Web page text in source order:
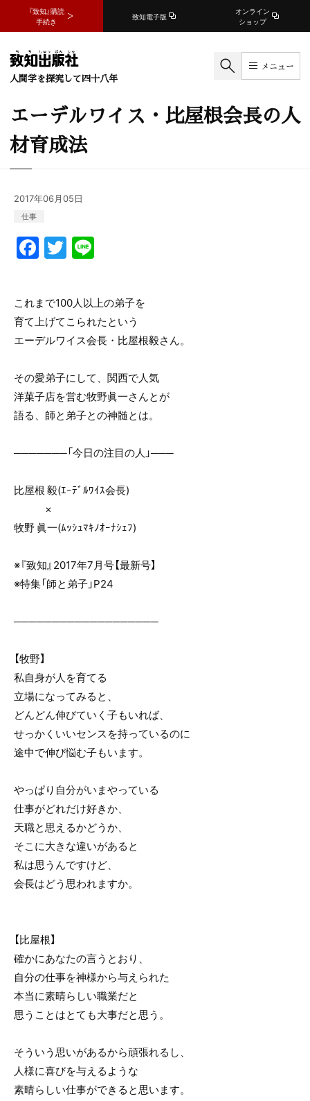
『致知』購読
手続き
致知電子版
オンライン
ショップ
人間学を探究して四十八年
メニュー
エーデルワイス・比屋根会長の人
材育成法
2017年06月05日
仕事
F
a
c
e
b
o
k
T
w
itt
er
e
これまで100人以上の弟子を
育て上げてこられたという
エーデルワイス会長・比屋根毅さん。
その愛弟子にして、関西で人気
洋菓子店を営む牧野眞一さんとが
語る、師と弟子との神髄とは。
───────「今日の注目の人」───
比屋根 毅(ｴｰﾃﾞﾙﾜｲｽ会長)
×
牧野 眞一(ﾑｯｼｭﾏｷﾉｵｰﾅｼｪﾌ)
※『致知』2017年7月号【最新号】
※特集「師と弟子」P24
───────────────────
【牧野】
私自身が人を育てる
立場になってみると、
どんどん伸びていく子もいれば、
せっかくいいセンスを持っているのに
途中で伸び悩む子もいます。
やっぱり自分がいまやっている
仕事がどれだけ好きか、
天職と思えるかどうか、
そこに大きな違いがあると
私は思うんですけど、
会長はどう思われますか。
【比屋根】
確かにあなたの言うとおり、
自分の仕事を神様から与えられた
本当に素晴らしい職業だと
思うことはとても大事だと思う。
そういう思いがあるから頑張れるし、
人様に喜びを与えるような
素晴らしい仕事ができると思います。